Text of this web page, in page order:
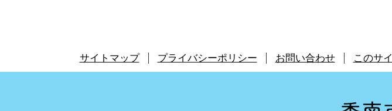
サイトマップ プライバシーポリシー お問い合わせ このサ